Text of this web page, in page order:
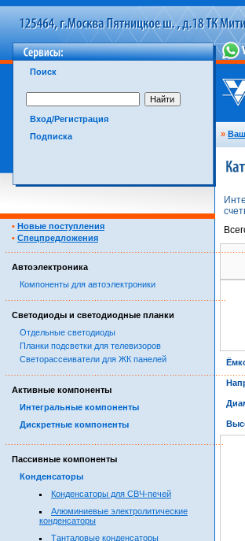
Поиск
Вход/Регистрация
Подписка
»
• Новые поступления
• Спецпредложения
Автоэлектроника
Компоненты для автоэлектроники
Светодиоды и светодиодные планки
Отдельные светодиоды
Планки подсветки для телевизоров
Светорассеиватели для ЖК панелей
Активные компоненты
Интегральные компоненты
Дискретные компоненты
Пассивные компоненты
Конденсаторы
Конденсаторы для СВЧ-печей
Алюминиевые электролитические
конденсаторы
Танталовые конденсаторы